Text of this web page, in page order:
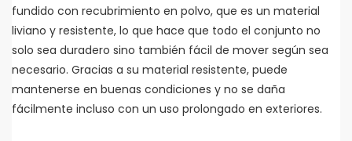
fundido con recubrimiento en polvo, que es un material
liviano y resistente, lo que hace que todo el conjunto no
solo sea duradero sino también fácil de mover según sea
necesario. Gracias a su material resistente, puede
mantenerse en buenas condiciones y no se daña
fácilmente incluso con un uso prolongado en exteriores.